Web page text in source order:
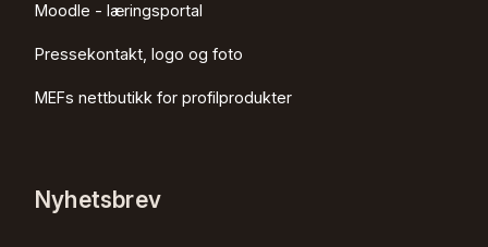
Moodle - læringsportal
Pressekontakt, logo og foto
MEFs nettbutikk for profilprodukter
Nyhetsbrev